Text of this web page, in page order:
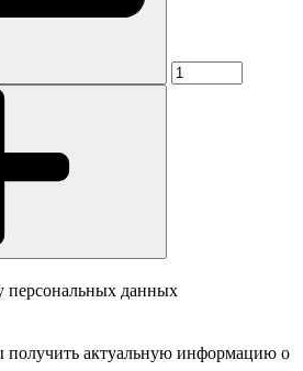
персональных данных
получить актуальную информацию о